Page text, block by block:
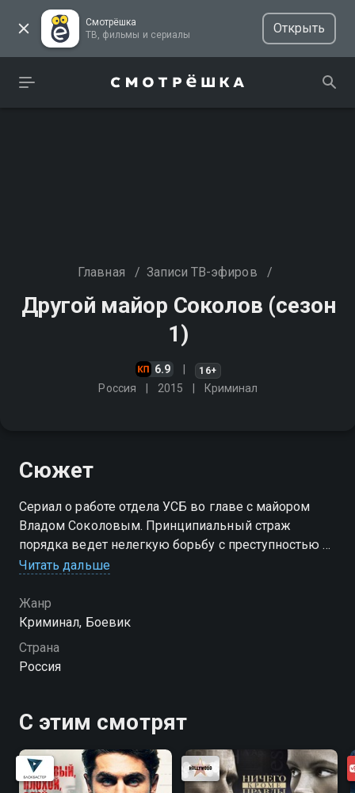
Смотрёшка
ТВ, фильмы и сериалы
Открыть
Главная / Записи ТВ-эфиров /
Другой майор Соколов (сезон
1)
6.9 16+
Россия 2015 Криминал
Сюжет
Сериал о работе отдела УСБ во главе с майором
Владом Соколовым. Принципиальный страж
порядка ведет нелегкую борьбу с преступностью в
правоохранительных органах, но порой служебные
жизнью майора и его коллег
Посмотреть онлайн 1 сезон сериала Другой майор
Соколов вы можете совершенно бесплатно в
Читать дальше
Жанр
Криминал, Боевик
Страна
Россия
С этим смотрят